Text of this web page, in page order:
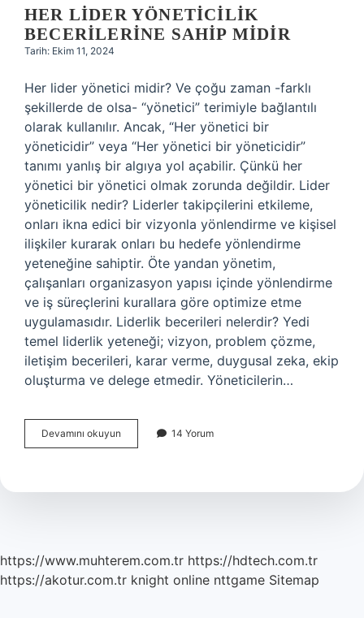
HER LIDER YÖNETICILIK
BECERILERINE SAHIP MIDIR
Tarih: Ekim 11, 2024
Her lider yönetici midir? Ve çoğu zaman -farklı
şekillerde de olsa- “yönetici” terimiyle bağlantılı
olarak kullanılır. Ancak, “Her yönetici bir
yöneticidir” veya “Her yönetici bir yöneticidir”
tanımı yanlış bir algıya yol açabilir. Çünkü her
yönetici bir yönetici olmak zorunda değildir. Lider
yöneticilik nedir? Liderler takipçilerini etkileme,
onları ikna edici bir vizyonla yönlendirme ve kişisel
ilişkiler kurarak onları bu hedefe yönlendirme
yeteneğine sahiptir. Öte yandan yönetim,
çalışanları organizasyon yapısı içinde yönlendirme
ve iş süreçlerini kurallara göre optimize etme
uygulamasıdır. Liderlik becerileri nelerdir? Yedi
temel liderlik yeteneği; vizyon, problem çözme,
iletişim becerileri, karar verme, duygusal zeka, ekip
oluşturma ve delege etmedir. Yöneticilerin…
Devamını okuyun
Lider
Sahip
14 Yorum
https://www.muhterem.com.tr https://hdtech.com.tr
https://akotur.com.tr knight online nttgame Sitemap